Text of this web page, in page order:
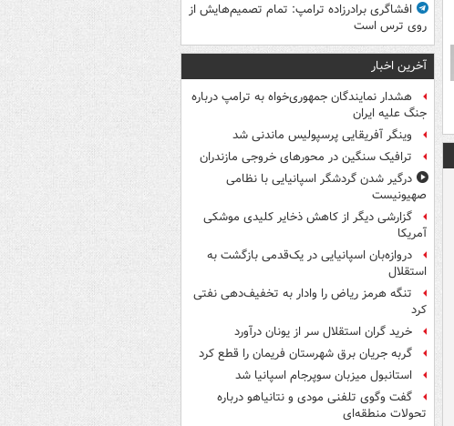
افشاگری برادرزاده ترامپ: تمام تصمیم‌هایش از
روی ترس است
آخرین اخبار
هشدار نمایندگان جمهوری‌خواه به ترامپ درباره
جنگ علیه ایران
وینگر آفریقایی پرسپولیس ماندنی شد
ترافیک سنگین در محورهای خروجی مازندران
درگیر شدن گردشگر اسپانیایی با نظامی
صهیونیست
گزارشی دیگر از کاهش ذخایر کلیدی موشکی
آمریکا
دروازه‌بان اسپانیایی در یک‌قدمی بازگشت به
استقلال
تنگه هرمز ریاض را وادار به تخفیف‌دهی نفتی
کرد
خرید گران استقلال سر از یونان درآورد
گربه جریان برق شهرستان فریمان را قطع کرد
استانبول میزبان سوپرجام اسپانیا شد
گفت وگوی تلفنی مودی و نتانیاهو درباره
تحولات منطقه‌ای